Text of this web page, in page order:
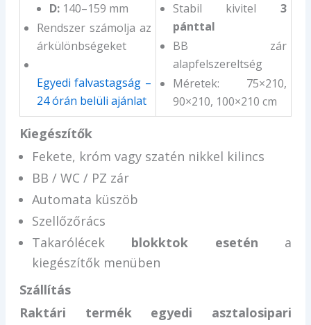
D:140–159 mm
Rendszer számolja az
árkülönbségeket
Egyedi falvastagság –
24 órán belüli ajánlat
Stabil kivitel 3
pánttal
BB zár
alapfelszereltség
Méretek: 75×210,
90×210, 100×210 cm
Kiegészítők
Fekete, króm vagy szatén nikkel kilincs
BB / WC / PZ zár
Automata küszöb
Szellőzőrács
Takarólécek blokktok esetén a
kiegészítők menüben
Szállítás
Raktári termék egyedi asztalosipari